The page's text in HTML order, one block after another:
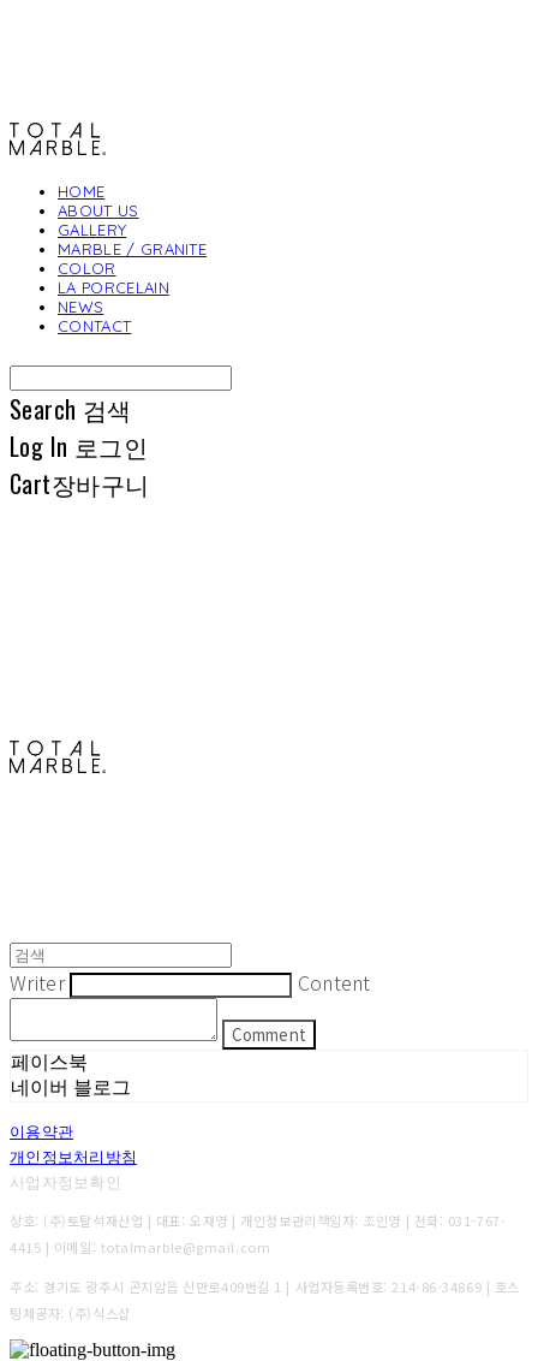
HOME
ABOUT US
GALLERY
MARBLE / GRANITE
COLOR
LA PORCELAIN
NEWS
CONTACT
Search 검색
Log In 로그인
Cart장바구니
Writer Content
Comment
페이스북
네이버 블로그
이용약관
개인정보처리방침
사업자정보확인
상호: (주)토탈석재산업 | 대표: 오재영 | 개인정보관리책임자: 조인영 | 전화: 031-767-
4415 | 이메일: totalmarble@gmail.com
주소: 경기도 광주시 곤지암읍 신만로409번길 1 | 사업자등록번호:214-86-34869 | 호스
팅제공자: (주)식스샵